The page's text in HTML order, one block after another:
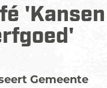
'Kansen
Gemeente